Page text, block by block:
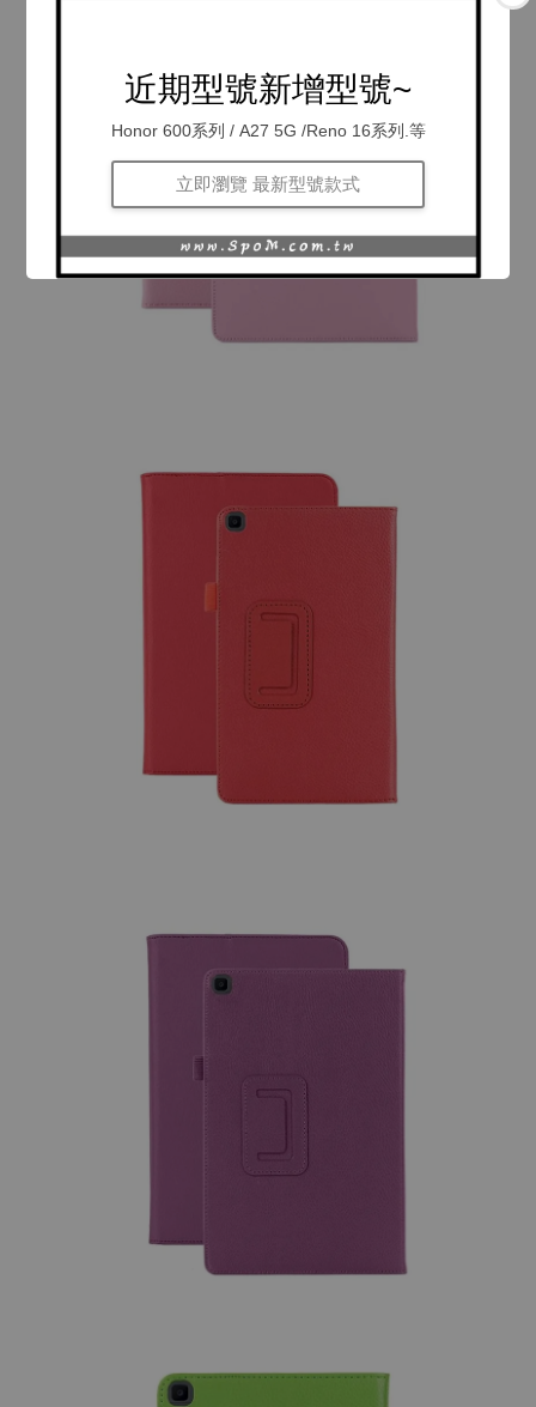
近期型號新增型號~
Honor 600系列 / A27 5G /Reno 16系列.等
立即瀏覽 最新型號款式